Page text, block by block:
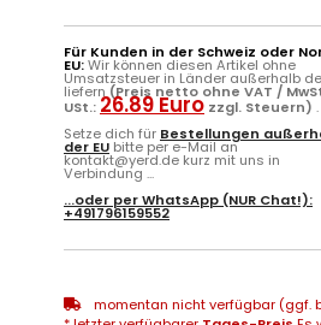
Für Kunden in der Schweiz oder
EU:Wir können diesen Artikel ohne
Umsatzsteuer in Länder außerhalb
liefern (Preis netto ohne VAT /
USt.: 26.89 Euro zzgl. Steuern) .
Setze dich für Bestellungen
der EU bitte per e-Mail an
kontakt@yerd.de kurz mit uns in
Verbindung ...
...oder perWhatsApp (NUR Chat!):
+491796159552
momentan nicht verfügbar (ggf.